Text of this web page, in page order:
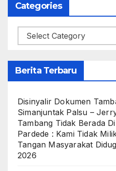
Categories
Categories
Berita Terbaru
Disinyalir Dokumen
Simanjuntak Palsu –
Tambang Tidak Berada
Pardede : Kami Tidak
Tangan Masyarakat
2026